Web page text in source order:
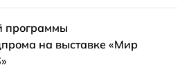
программы
на выставке «Мир